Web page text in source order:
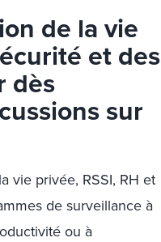
de la vie
et des
dès
sur
vie privée, RSSI, RH et
de surveillance à
ou à